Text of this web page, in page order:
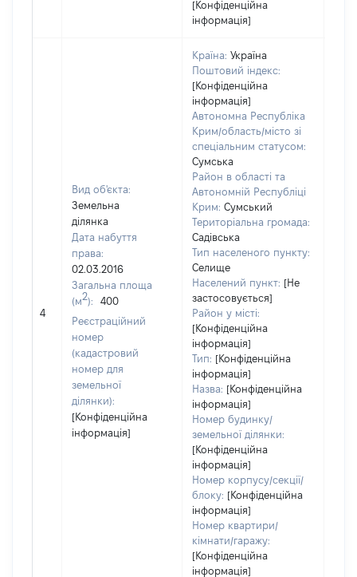
[Конфіденційна
інформація]
4
Вид об'єкта:
Земельна
ділянка
Дата набуття
права:
02.03.2016
Загальна площа
(м2):
400
Реєстраційний
номер
(кадастровий
номер для
земельної
ділянки):
[Конфіденційна
інформація]
Країна: Україна
Поштовий індекс:
[Конфіденційна
інформація]
Автономна Республіка
Крим/область/місто зі
спеціальним статусом:
Сумська
Район в області та
Автономній Республіці
Крим: Сумський
Територіальна громада:
Садівська
Тип населеного пункту:
Селище
Населений пункт: [Не
застосовується]
Район у місті:
[Конфіденційна
інформація]
Тип: [Конфіденційна
інформація]
Назва: [Конфіденційна
інформація]
Номер будинку/
земельної ділянки:
[Конфіденційна
інформація]
Номер корпусу/секції/
блоку: [Конфіденційна
інформація]
Номер квартири/
кімнати/гаражу:
[Конфіденційна
інформація]